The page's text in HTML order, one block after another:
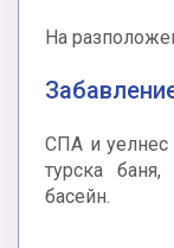
На
СПА и уелнес
турска
басейн.